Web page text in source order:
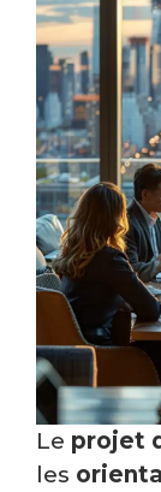
Le projet
les